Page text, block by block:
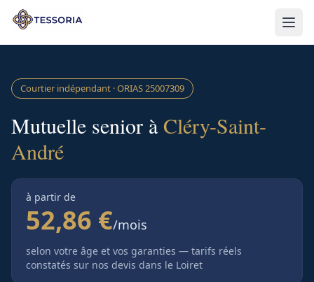
Aller au contenu principal
Courtier indépendant · ORIAS25007309
Mutuelle senior àCléry-Saint-
André
à partir de
52,86 €/mois
selon votre âge et vos garanties — tarifs réels
constatés sur nos devis dans le Loiret